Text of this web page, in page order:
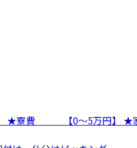
寮】 ★寮費 【0～5万円